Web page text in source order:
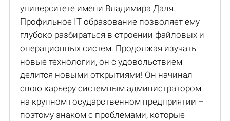
университете имени Владимира Даля.
Профильное IT образование позволяет ему
глубоко разбираться в строении файловых и
операционных систем. Продолжая изучать
новые технологии, он с удовольствием
делится новыми открытиями! Он начинал
свою карьеру системным администратором
на крупном государственном предприятии –
поэтому знаком с проблемами, которые